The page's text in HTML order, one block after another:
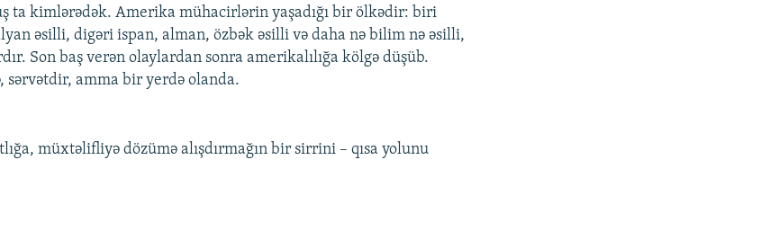
ta kimlərədək. Amerika mühacirlərin yaşadığı bir ölkədir: biri
əsilli, digəri ispan, alman, özbək əsilli və daha nə bilim nə əsilli,
Son baş verən olaylardan sonra amerikalılığa kölgə düşüb.
amma bir yerdə olanda.
müxtəlifliyə dözümə alışdırmağın bir sirrini – qısa yolunu